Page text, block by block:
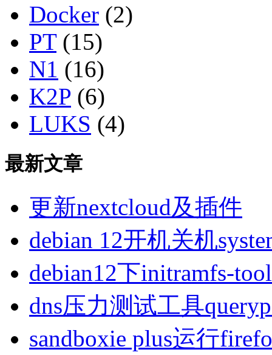
Docker (2)
PT(15)
N1 (16)
K2P (6)
LUKS (4)
最新文章
更新nextcloud及插件
debian 12开机关机
debian12下initramfs-
dns压力测试工具
sandboxie plus运行